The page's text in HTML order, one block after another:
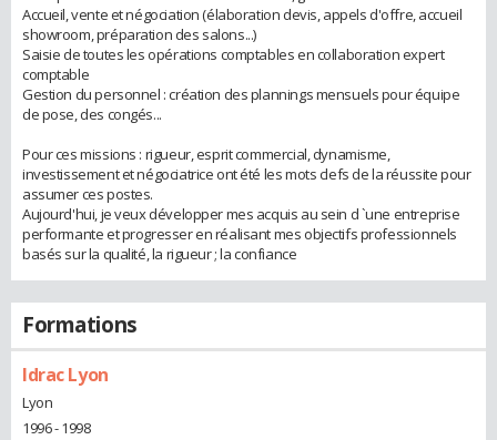
Accueil, vente et négociation (élaboration devis, appels d'offre, accueil
showroom, préparation des salons...)
Saisie de toutes les opérations comptables en collaboration expert
comptable
Gestion du personnel : création des plannings mensuels pour équipe
de pose, des congés...
Pour ces missions : rigueur, esprit commercial, dynamisme,
investissement et négociatrice ont été les mots clefs de la réussite pour
assumer ces postes.
Aujourd'hui, je veux développer mes acquis au sein d `une entreprise
performante et progresser en réalisant mes objectifs professionnels
basés sur la qualité, la rigueur ; la confiance
Formations
Idrac Lyon
Lyon
1996 - 1998